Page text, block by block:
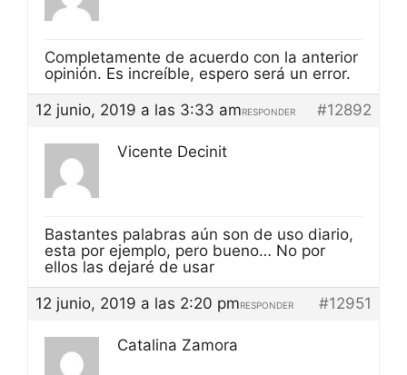
Completamente de acuerdo con la anterior
opinión. Es increíble, espero será un error.
12 junio, 2019 a las 3:33 am
#12892
RESPONDER
Vicente Decinit
Bastantes palabras aún son de uso diario,
esta por ejemplo, pero bueno… No por
ellos las dejaré de usar
12 junio, 2019 a las 2:20 pm
#12951
RESPONDER
Catalina Zamora